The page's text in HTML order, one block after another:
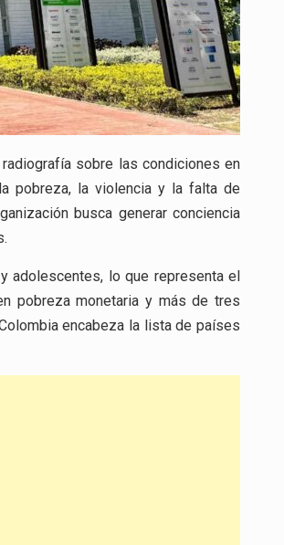
sobre las condiciones en
pobreza, la violencia y la falta de
busca generar conciencia
adolescentes, lo que representa el
pobreza monetaria y más de tres
encabeza la lista de países